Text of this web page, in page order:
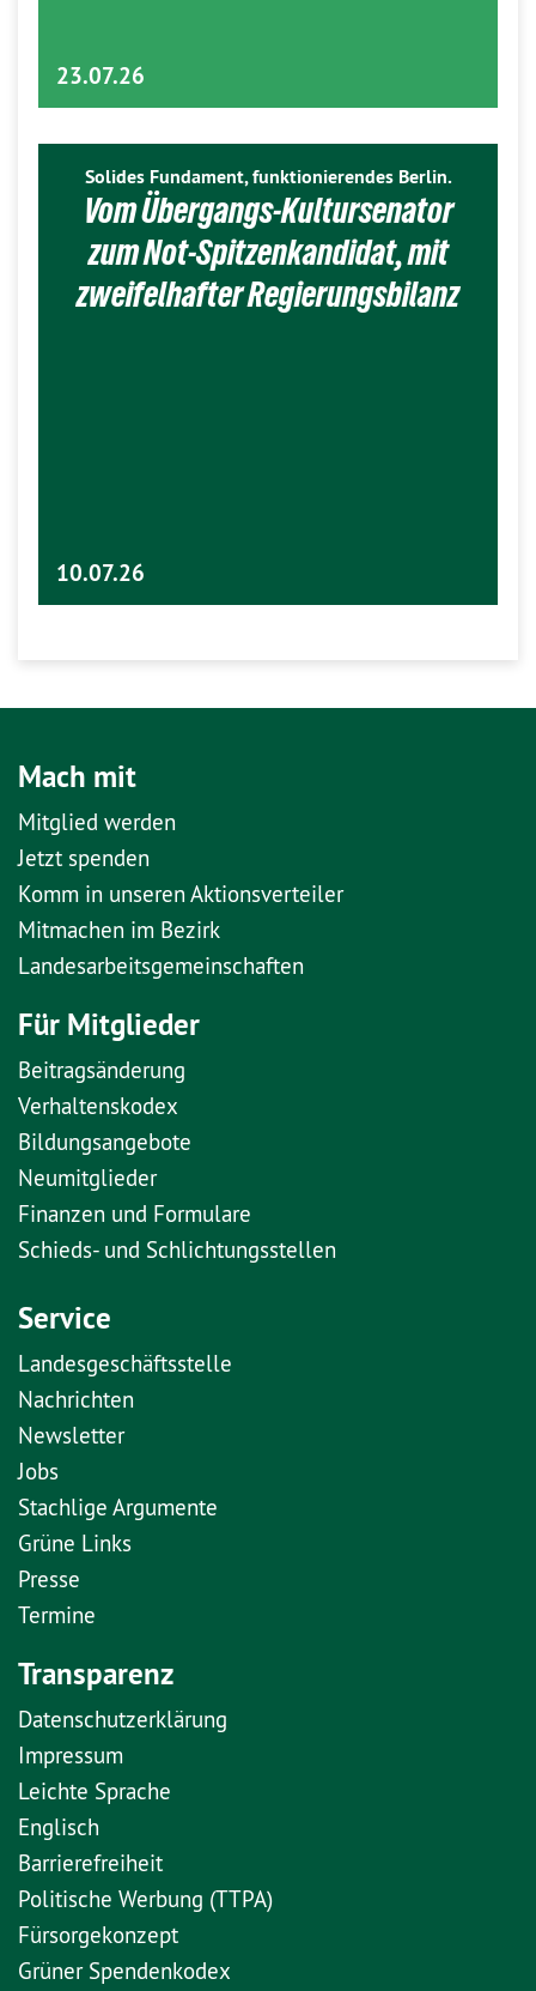
23.07.26
Solides Fundament, funktionierendes Berlin.
Vom Übergangs-Kultursenator
zum Not-Spitzenkandidat, mit
zweifelhafter Regierungsbilanz
10.07.26
Mach mit
Mitglied werden
Jetzt spenden
Komm in unseren Aktionsverteiler
Mitmachen im Bezirk
Landesarbeitsgemeinschaften
Für Mitglieder
Beitragsänderung
Verhaltenskodex
Bildungsangebote
Neumitglieder
Finanzen und Formulare
Schieds- und Schlichtungsstellen
Service
Landesgeschäftsstelle
Nachrichten
Newsletter
Jobs
Stachlige Argumente
Grüne Links
Presse
Termine
Transparenz
Datenschutzerklärung
Impressum
Leichte Sprache
Englisch
Barrierefreiheit
Politische Werbung (TTPA)
Fürsorgekonzept
Grüner Spendenkodex